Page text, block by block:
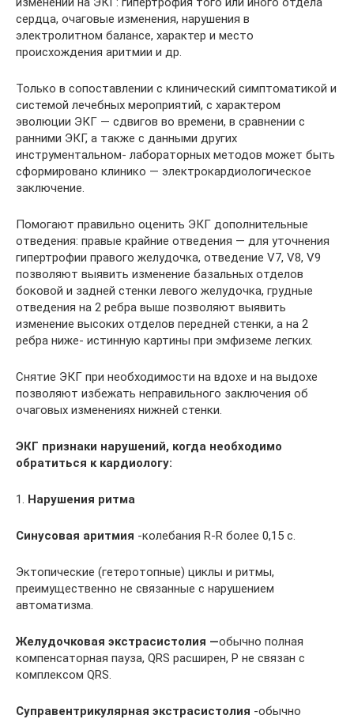
сердца, очаговые изменения, нарушения в
электролитном балансе, характер и место
происхождения аритмии и др.
Только в сопоставлении с клинический симптоматикой и
системой лечебных мероприятий, с характером
эволюции ЭКГ — сдвигов во времени, в сравнении с
ранними ЭКГ, а также с данными других
инструментальном- лабораторных методов может быть
сформировано клинико — электрокардиологическое
заключение.
Помогают правильно оценить ЭКГ дополнительные
отведения: правые крайние отведения — для уточнения
гипертрофии правого желудочка, отведение V7, V8, V9
позволяют выявить изменение базальных отделов
боковой и задней стенки левого желудочка, грудные
отведения на 2 ребра выше позволяют выявить
изменение высоких отделов передней стенки, а на 2
ребра ниже- истинную картины при эмфиземе легких.
Снятие ЭКГ при необходимости на вдохе и на выдохе
позволяют избежать неправильного заключения об
очаговых изменениях нижней стенки.
ЭКГ признаки нарушений, когда необходимо
обратиться к кардиологу:
1. Нарушения ритма
Синусовая аритмия -колебания R-R более 0,15 с.
Эктопические (гетеротопные) циклы и ритмы,
преимущественно не связанные с нарушением
автоматизма.
Желудочковая экстрасистолия —обычно полная
компенсаторная пауза, QRS расширен, P не связан с
комплексом QRS.
Суправентрикулярная экстрасистолия -обычно